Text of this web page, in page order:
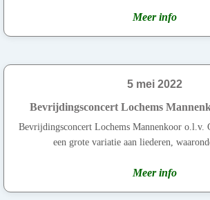
Meer info
5 mei 2022
Bevrijdingsconcert Lochems
Bevrijdingsconcert Lochems Mannenkoor o.l.v.
een grote variatie aan liederen,
Meer info